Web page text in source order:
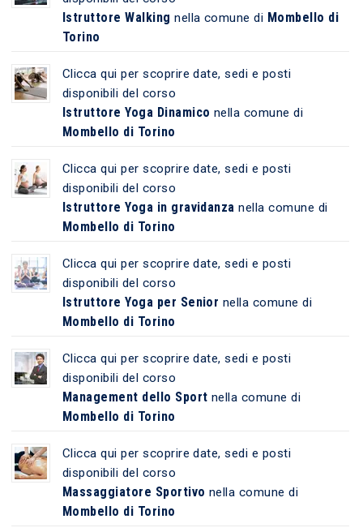
Istruttore Walking nella comune di Mombello di
Torino
Clicca qui per scoprire date, sedi e posti
disponibili del corso
Istruttore Yoga Dinamico nella comune di
Mombello di Torino
Clicca qui per scoprire date, sedi e posti
disponibili del corso
Istruttore Yoga in gravidanza nella comune di
Mombello di Torino
Clicca qui per scoprire date, sedi e posti
disponibili del corso
Istruttore Yoga per Senior nella comune di
Mombello di Torino
Clicca qui per scoprire date, sedi e posti
disponibili del corso
Management dello Sport nella comune di
Mombello di Torino
Clicca qui per scoprire date, sedi e posti
disponibili del corso
Massaggiatore Sportivo nella comune di
Mombello di Torino